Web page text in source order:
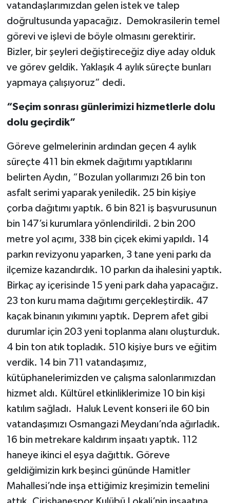
vatandaşlarımızdan gelen istek ve talep
doğrultusunda yapacağız. Demokrasilerin temel
görevi ve işlevi de böyle olmasını gerektirir.
Bizler, bir şeyleri değiştireceğiz diye aday olduk
ve görev geldik. Yaklaşık 4 aylık süreçte bunları
yapmaya çalışıyoruz” dedi.
“Seçim sonrası günlerimizi hizmetlerle dolu
dolu geçirdik”
Göreve gelmelerinin ardından geçen 4 aylık
süreçte 411 bin ekmek dağıtımı yaptıklarını
belirten Aydın, “Bozulan yollarımızı 26 bin ton
asfalt serimi yaparak yeniledik. 25 bin kişiye
çorba dağıtımı yaptık. 6 bin 821 iş başvurusunun
bin 147’si kurumlara yönlendirildi. 2 bin 200
metre yol açımı, 338 bin çiçek ekimi yapıldı. 14
parkın revizyonu yaparken, 3 tane yeni parkı da
ilçemize kazandırdık. 10 parkın da ihalesini yaptık.
Birkaç ay içerisinde 15 yeni park daha yapacağız.
23 ton kuru mama dağıtımı gerçekleştirdik. 47
kaçak binanın yıkımını yaptık. Deprem afet gibi
durumlar için 203 yeni toplanma alanı oluşturduk.
4 bin ton atık topladık. 510 kişiye burs ve eğitim
verdik. 14 bin 711 vatandaşımız,
kütüphanelerimizden ve çalışma salonlarımızdan
hizmet aldı. Kültürel etkinliklerimize 10 bin kişi
katılım sağladı. Haluk Levent konseri ile 60 bin
vatandaşımızı Osmangazi Meydanı’nda ağırladık.
16 bin metrekare kaldırım inşaatı yaptık. 112
haneye ikinci el eşya dağıttık. Göreve
geldiğimizin kırk beşinci gününde Hamitler
Mahallesi’nde inşa ettiğimiz kreşimizin temelini